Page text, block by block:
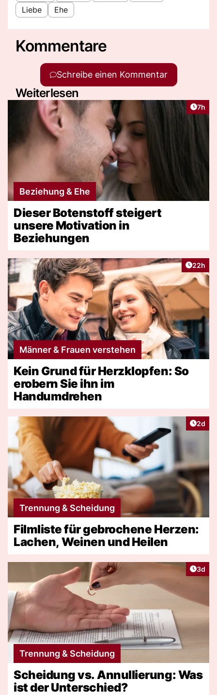
Liebe Ehe
Kommentare
Schreibe einen Kommentar
Weiterlesen
7h
Beziehung & Ehe
Dieser Botenstoff steigert
unsere Motivation in
Beziehungen
Artikel
22h
Männer & Frauen verstehen
Kein Grund für Herzklopfen: So
erobern Sie ihn im
Handumdrehen
2d
Trennung & Scheidung
Filmliste für gebrochene Herzen:
Lachen, Weinen und Heilen
3d
Trennung & Scheidung
Scheidung vs. Annullierung: Was
ist der Unterschied?